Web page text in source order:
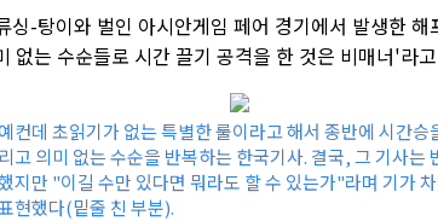
싱-탕이와 벌인 아시안게임 페어 경기에서 발생한
없는 수순들로 시간 끌기 공격을 한 것은 비매너'라
예컨데 초읽기가 없는 특별한 룰이라고 해서 종반에 시간승
리고 의미 없는 수순을 반복하는 한국기사. 결국, 그 기사는
지만 "이길 수만 있다면 뭐라도 할 수 있는가"라며 기가
현했다(밑줄 친 부분).